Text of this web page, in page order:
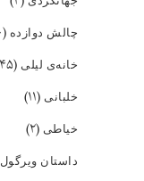
چالش دوازده (۲۰۰)
خانه‌ی لیلی (۴۵)
خلبانی (۱۱)
خیاطی (۲)
داستان ویرگول